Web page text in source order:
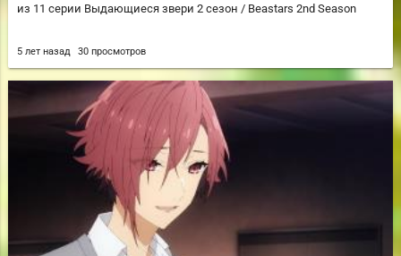
из 11 серии Выдающиеся звери 2 сезон / Beastars 2nd Season
5 лет назад 30 просмотров